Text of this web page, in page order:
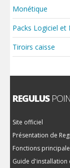
Monétique
Packs Logiciel et
Tiroirs caisse
REGULUS
Site officiel
Présentation de
Fonctions
Guide d'installation